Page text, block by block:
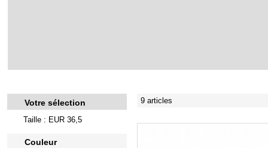
Votre sélection
Taille : EUR 36,5
Couleur
9 articles